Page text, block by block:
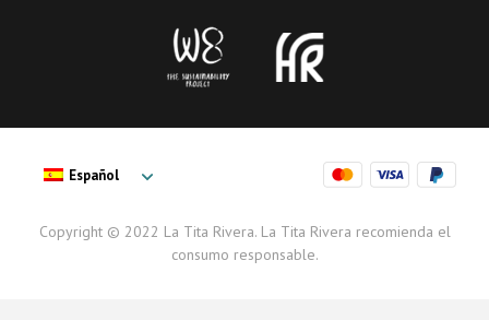
Español
Copyright © 2022 La Tita Rivera. La Tita Rivera recomienda el
consumo responsable.